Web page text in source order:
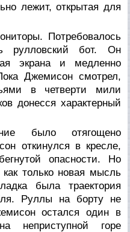
лежит, открытая для
Потребовалось
рулловский бот. Он
экрана и медленно
Джемисон смотрел,
в четверти мили
донесся характерный
было отягощено
откинулся в кресле,
опасности. Но
как только новая мысль
была траектория
Руллы на борту не
остался один в
неприступной горе